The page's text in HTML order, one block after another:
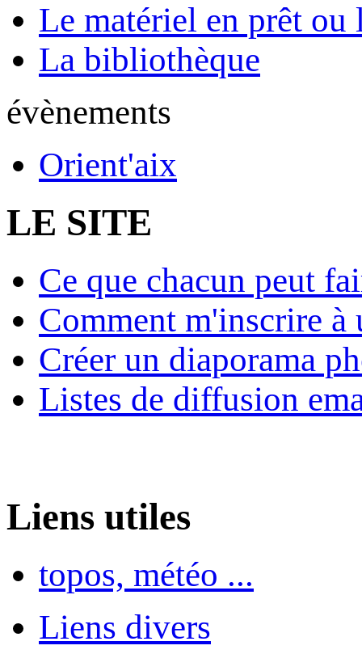
Le matériel en prêt ou
La bibliothèque
évènements
Orient'aix
LE SITE
Ce que chacun peut
Comment m'inscrire à
Créer un diaporama
Listes de diffusion
Liens utiles
topos, météo ...
Liens divers